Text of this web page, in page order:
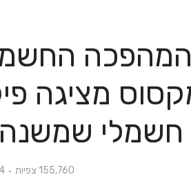
המהפכה
חשמלי
155,760 צפיות 4 דקות קריאה